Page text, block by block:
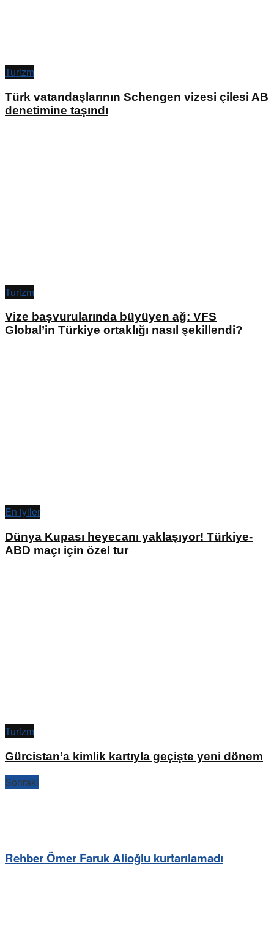
Turizm
Türk vatandaşlarının Schengen vizesi çilesi AB
denetimine taşındı
Turizm
Vize başvurularında büyüyen ağ: VFS
Global’in Türkiye ortaklığı nasıl şekillendi?
En iyiler
Dünya Kupası heyecanı yaklaşıyor! Türkiye-
ABD maçı için özel tur
Turizm
Gürcistan’a kimlik kartıyla geçişte yeni dönem
Sonraki
Rehber Ömer Faruk Alioğlu kurtarılamadı